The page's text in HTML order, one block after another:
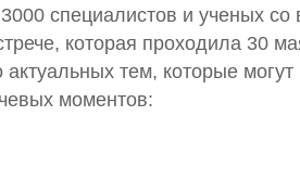
специалистов и ученых со
которая проходила 30
тем, которые могут
моментов: